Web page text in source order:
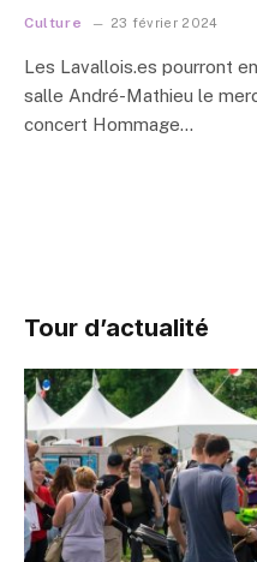
Culture 23 février 2024
Les Lavallois.es pourront
salle André-Mathieu le
concert Hommage…
Tour d’actualité